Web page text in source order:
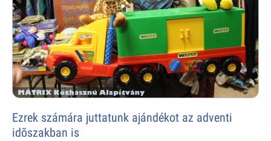
Ezrek számára juttatunk ajándékot az adventi
idõszakban is